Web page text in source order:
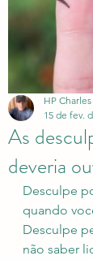
As
deveria
HP Charles
15 de fev.
Desculpe
quando
Desculpe
não saber